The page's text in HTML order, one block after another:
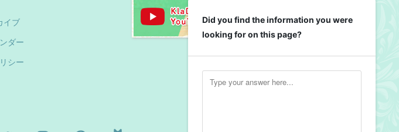
イブ
ダー
シー
Did you find the information you were
looking for on this page?